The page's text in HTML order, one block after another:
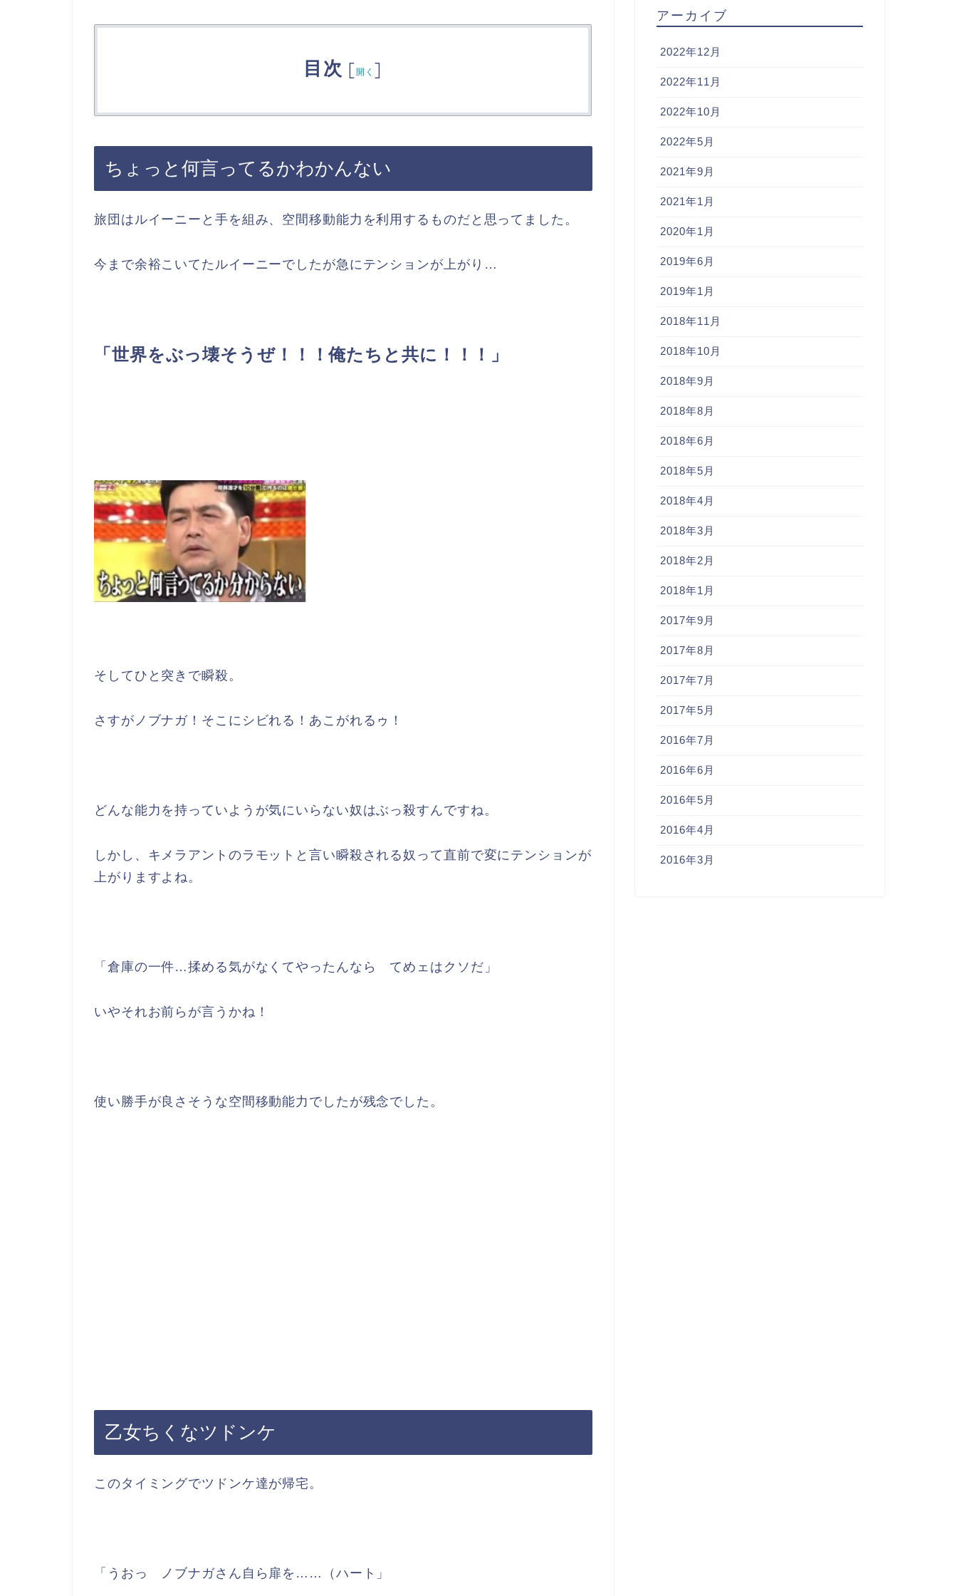
目次 [開く ]
ちょっと何言ってるかわかんない
旅団はルイーニーと手を組み、空間移動能力を利用するものだと思ってました。
今まで余裕こいてたルイーニーでしたが急にテンションが上がり…
「世界をぶっ壊そうぜ！！！俺たちと共に！！！」
そしてひと突きで瞬殺。
さすがノブナガ！そこにシビれる！あこがれるゥ！
どんな能力を持っていようが気にいらない奴はぶっ殺すんですね。
しかし、キメラアントのラモットと言い瞬殺される奴って直前で変にテンションが
上がりますよね。
「倉庫の一件…揉める気がなくてやったんなら てめェはクソだ」
いやそれお前らが言うかね！
使い勝手が良さそうな空間移動能力でしたが残念でした。
乙女ちくなツドンケ
このタイミングでツドンケ達が帰宅。
「うおっ ノブナガさん自ら扉を……（ハート」
アーカイブ
2022年12月
2022年11月
2022年10月
2022年5月
2021年9月
2021年1月
2020年1月
2019年6月
2019年1月
2018年11月
2018年10月
2018年9月
2018年8月
2018年6月
2018年5月
2018年4月
2018年3月
2018年2月
2018年1月
2017年9月
2017年8月
2017年7月
2017年5月
2016年7月
2016年6月
2016年5月
2016年4月
2016年3月